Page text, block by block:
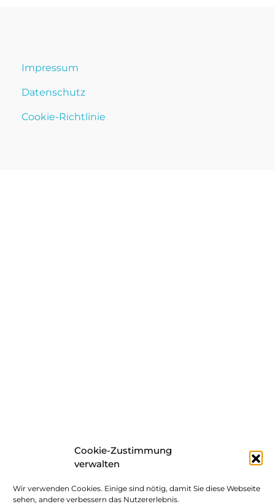
Cookie-Zustimmung
verwalten
Wir verwenden Cookies. Einige sind nötig, damit Sie diese Webseite
sehen, andere verbessern das Nutzererlebnis.
Impressum
Datenschutz
Cookie-Richtlinie